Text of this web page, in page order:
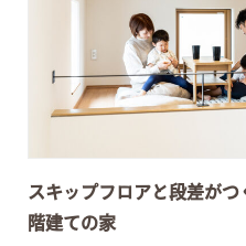
スキップフロアと段差が
階建ての家